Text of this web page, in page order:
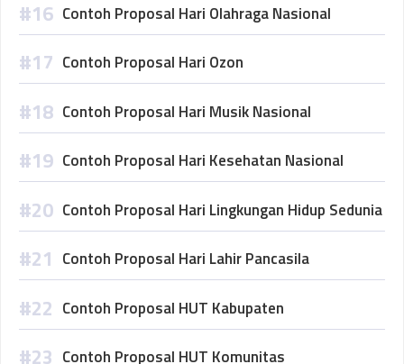
Contoh Proposal Hari Olahraga Nasional
Contoh Proposal Hari Ozon
Contoh Proposal Hari Musik Nasional
Contoh Proposal Hari Kesehatan Nasional
Contoh Proposal Hari Lingkungan Hidup Sedunia
Contoh Proposal Hari Lahir Pancasila
Contoh Proposal HUT Kabupaten
Contoh Proposal HUT Komunitas